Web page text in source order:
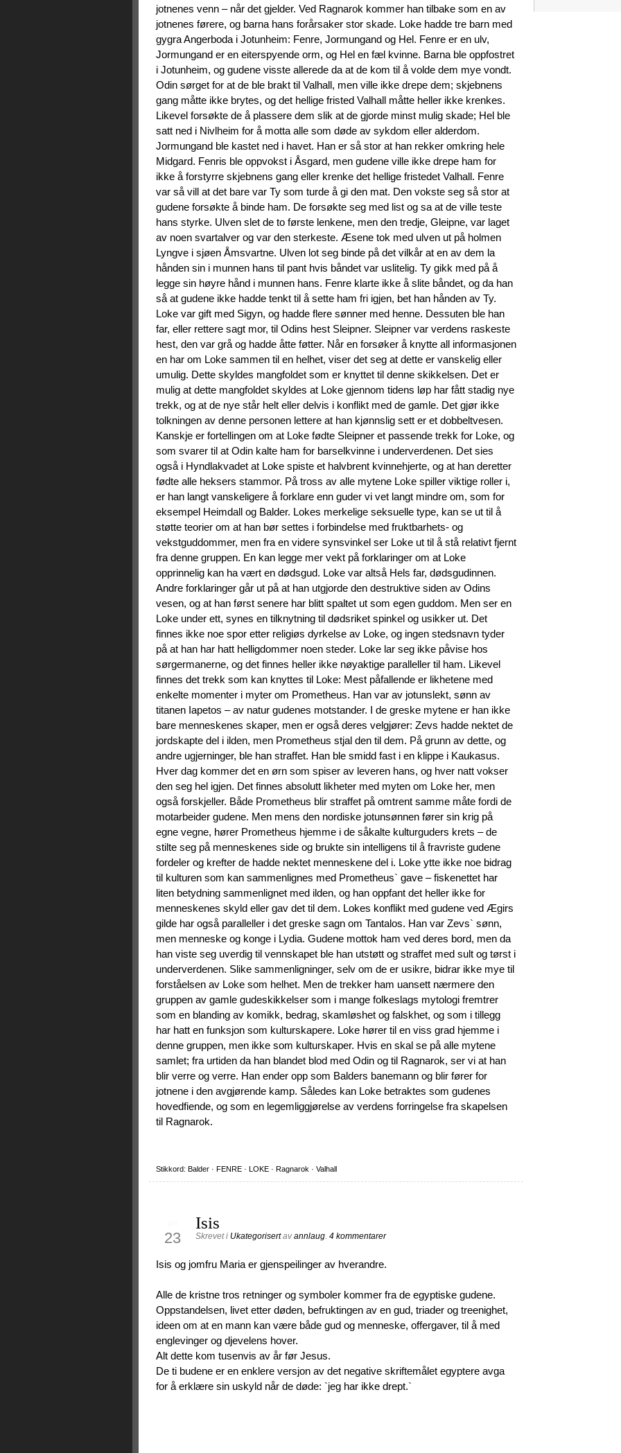
jotnenes venn – når det gjelder. Ved Ragnarok kommer han tilbake som en av
jotnenes førere, og barna hans forårsaker stor skade. Loke hadde tre barn med
gygra Angerboda i Jotunheim: Fenre, Jormungand og Hel. Fenre er en ulv,
Jormungand er en eiterspyende orm, og Hel en fæl kvinne. Barna ble oppfostret
i Jotunheim, og gudene visste allerede da at de kom til å volde dem mye vondt.
Odin sørget for at de ble brakt til Valhall, men ville ikke drepe dem; skjebnens
gang måtte ikke brytes, og det hellige fristed Valhall måtte heller ikke krenkes.
Likevel forsøkte de å plassere dem slik at de gjorde minst mulig skade; Hel ble
satt ned i Nivlheim for å motta alle som døde av sykdom eller alderdom.
Jormungand ble kastet ned i havet. Han er så stor at han rekker omkring hele
Midgard. Fenris ble oppvokst i Åsgard, men gudene ville ikke drepe ham for
ikke å forstyrre skjebnens gang eller krenke det hellige fristedet Valhall. Fenre
var så vill at det bare var Ty som turde å gi den mat. Den vokste seg så stor at
gudene forsøkte å binde ham. De forsøkte seg med list og sa at de ville teste
hans styrke. Ulven slet de to første lenkene, men den tredje, Gleipne, var laget
av noen svartalver og var den sterkeste. Æsene tok med ulven ut på holmen
Lyngve i sjøen Åmsvartne. Ulven lot seg binde på det vilkår at en av dem la
hånden sin i munnen hans til pant hvis båndet var uslitelig. Ty gikk med på å
legge sin høyre hånd i munnen hans. Fenre klarte ikke å slite båndet, og da han
så at gudene ikke hadde tenkt til å sette ham fri igjen, bet han hånden av Ty.
Loke var gift med Sigyn, og hadde flere sønner med henne. Dessuten ble han
far, eller rettere sagt mor, til Odins hest Sleipner. Sleipner var verdens raskeste
hest, den var grå og hadde åtte føtter. Når en forsøker å knytte all informasjonen
en har om Loke sammen til en helhet, viser det seg at dette er vanskelig eller
umulig. Dette skyldes mangfoldet som er knyttet til denne skikkelsen. Det er
mulig at dette mangfoldet skyldes at Loke gjennom tidens løp har fått stadig nye
trekk, og at de nye står helt eller delvis i konflikt med de gamle. Det gjør ikke
tolkningen av denne personen lettere at han kjønnslig sett er et dobbeltvesen.
Kanskje er fortellingen om at Loke fødte Sleipner et passende trekk for Loke, og
som svarer til at Odin kalte ham for barselkvinne i underverdenen. Det sies
også i Hyndlakvadet at Loke spiste et halvbrent kvinnehjerte, og at han deretter
fødte alle heksers stammor. På tross av alle mytene Loke spiller viktige roller i,
er han langt vanskeligere å forklare enn guder vi vet langt mindre om, som for
eksempel Heimdall og Balder. Lokes merkelige seksuelle type, kan se ut til å
støtte teorier om at han bør settes i forbindelse med fruktbarhets- og
vekstguddommer, men fra en videre synsvinkel ser Loke ut til å stå relativt fjernt
fra denne gruppen. En kan legge mer vekt på forklaringer om at Loke
opprinnelig kan ha vært en dødsgud. Loke var altså Hels far, dødsgudinnen.
Andre forklaringer går ut på at han utgjorde den destruktive siden av Odins
vesen, og at han først senere har blitt spaltet ut som egen guddom. Men ser en
Loke under ett, synes en tilknytning til dødsriket spinkel og usikker ut. Det
finnes ikke noe spor etter religiøs dyrkelse av Loke, og ingen stedsnavn tyder
på at han har hatt helligdommer noen steder. Loke lar seg ikke påvise hos
sørgermanerne, og det finnes heller ikke nøyaktige paralleller til ham. Likevel
finnes det trekk som kan knyttes til Loke: Mest påfallende er likhetene med
enkelte momenter i myter om Prometheus. Han var av jotunslekt, sønn av
titanen Iapetos – av natur gudenes motstander. I de greske mytene er han ikke
bare menneskenes skaper, men er også deres velgjører: Zevs hadde nektet de
jordskapte del i ilden, men Prometheus stjal den til dem. På grunn av dette, og
andre ugjerninger, ble han straffet. Han ble smidd fast i en klippe i Kaukasus.
Hver dag kommer det en ørn som spiser av leveren hans, og hver natt vokser
den seg hel igjen. Det finnes absolutt likheter med myten om Loke her, men
også forskjeller. Både Prometheus blir straffet på omtrent samme måte fordi de
motarbeider gudene. Men mens den nordiske jotunsønnen fører sin krig på
egne vegne, hører Prometheus hjemme i de såkalte kulturguders krets – de
stilte seg på menneskenes side og brukte sin intelligens til å fravriste gudene
fordeler og krefter de hadde nektet menneskene del i. Loke ytte ikke noe bidrag
til kulturen som kan sammenlignes med Prometheus` gave – fiskenettet har
liten betydning sammenlignet med ilden, og han oppfant det heller ikke for
menneskenes skyld eller gav det til dem. Lokes konflikt med gudene ved Ægirs
gilde har også paralleller i det greske sagn om Tantalos. Han var Zevs` sønn,
men menneske og konge i Lydia. Gudene mottok ham ved deres bord, men da
han viste seg uverdig til vennskapet ble han utstøtt og straffet med sult og tørst i
underverdenen. Slike sammenligninger, selv om de er usikre, bidrar ikke mye til
forståelsen av Loke som helhet. Men de trekker ham uansett nærmere den
gruppen av gamle gudeskikkelser som i mange folkeslags mytologi fremtrer
som en blanding av komikk, bedrag, skamløshet og falskhet, og som i tillegg
har hatt en funksjon som kulturskapere. Loke hører til en viss grad hjemme i
denne gruppen, men ikke som kulturskaper. Hvis en skal se på alle mytene
samlet; fra urtiden da han blandet blod med Odin og til Ragnarok, ser vi at han
blir verre og verre. Han ender opp som Balders banemann og blir fører for
jotnene i den avgjørende kamp. Således kan Loke betraktes som gudenes
hovedfiende, og som en legemliggjørelse av verdens forringelse fra skapelsen
til Ragnarok.
Stikkord: Balder · FENRE · LOKE · Ragnarok · Valhall
23
Isis
Skrevet i Ukategorisert avannlaug. 4 kommentarer
Isis og jomfru Maria er gjenspeilinger av hverandre.
Alle de kristne tros retninger og symboler kommer fra de egyptiske gudene.
Oppstandelsen, livet etter døden, befruktingen av en gud, triader og treenighet,
ideen om at en mann kan være både gud og menneske, offergaver, til å med
englevinger og djevelens hover.
Alt dette kom tusenvis av år før Jesus.
De ti budene er en enklere versjon av det negative skriftemålet egyptere avga
for å erklære sin uskyld når de døde: `jeg har ikke drept.`